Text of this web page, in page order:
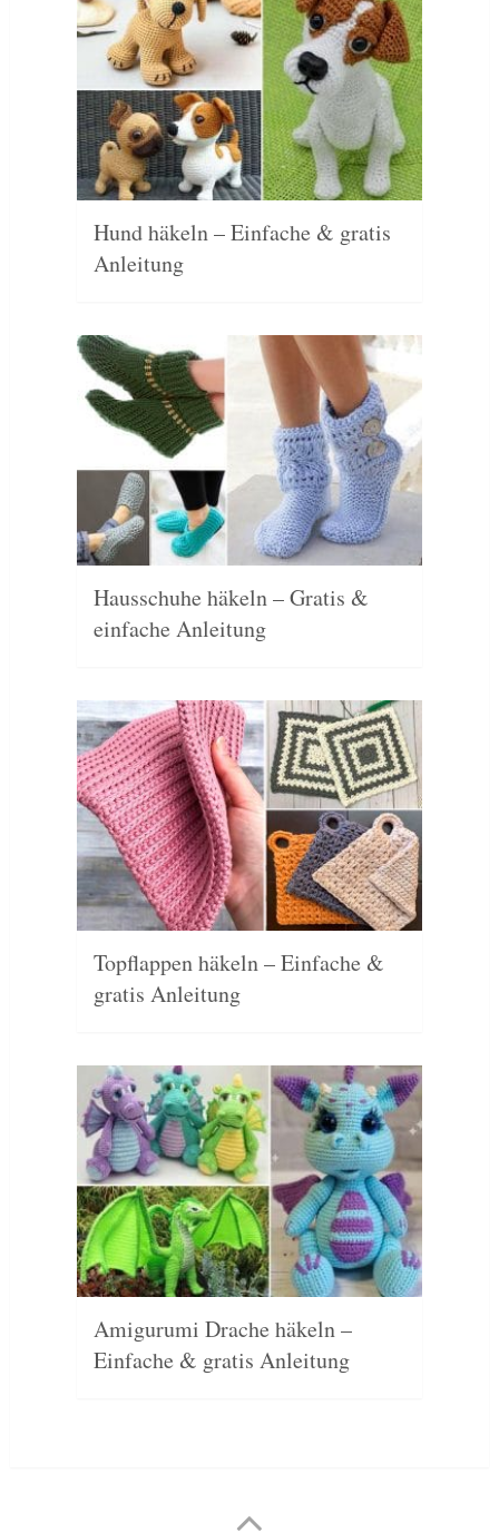
Hund häkeln – Einfache & gratis
Anleitung
Hausschuhe häkeln – Gratis &
einfache Anleitung
Topflappen häkeln – Einfache &
gratis Anleitung
Amigurumi Drache häkeln –
Einfache & gratis Anleitung